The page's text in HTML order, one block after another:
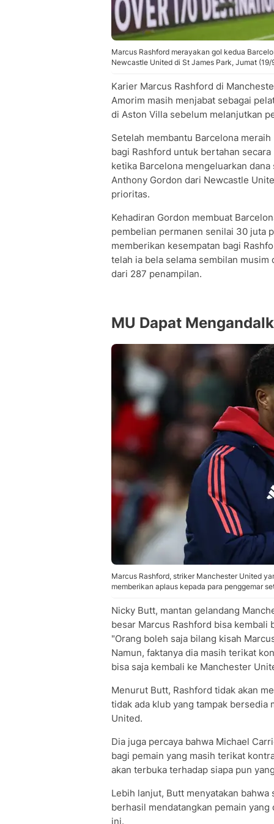
Marcus Rashford merayakan gol kedua
Newcastle United di St James Park, Jumat
Karier Marcus Rashford di
Amorim masih menjabat sebagai
di Aston Villa sebelum melanjutkan
Setelah membantu Barcelona
bagi Rashford untuk bertahan
ketika Barcelona mengeluarkan
Anthony Gordon dari Newcastle
prioritas.
Kehadiran Gordon membuat
pembelian permanen senilai 30 juta
memberikan kesempatan bagi
telah ia bela selama sembilan
dari 287 penampilan.
MU Dapat
Marcus Rashford, striker Manchester United
memberikan aplaus kepada para penggemar
Nicky Butt, mantan gelandang
besar Marcus Rashford bisa kembali
"Orang boleh saja bilang kisah
Namun, faktanya dia masih terikat
bisa saja kembali ke Manchester
Menurut Butt, Rashford tidak akan
tidak ada klub yang tampak
United.
Dia juga percaya bahwa Michael
bagi pemain yang masih terikat
akan terbuka terhadap siapa pun
Lebih lanjut, Butt menyatakan
berhasil mendatangkan pemain
ini.